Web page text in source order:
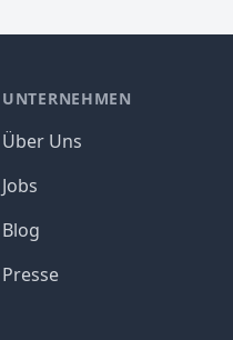
UNTERNEHMEN
Über Uns
Jobs
Blog
Presse